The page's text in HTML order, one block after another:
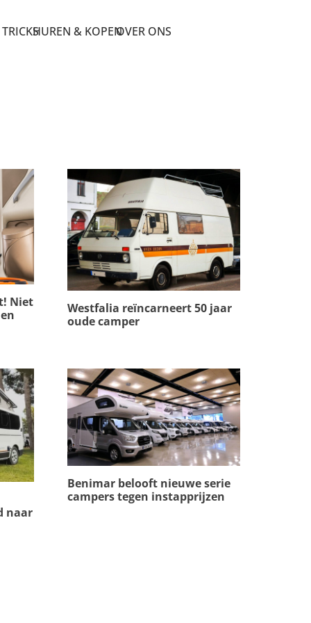
HUREN & KOPENOVER ONS
Niet
Westfalia reïncarneert 50 jaar
oude camper
naar
Benimar belooft nieuwe serie
campers tegen instapprijzen